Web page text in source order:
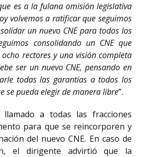
es a la fulana omisión legislativa
volvemos a ratificar que seguimos
un nuevo CNE para todos los
consolidando un CNE que
rectores y una visión completa
ser un nuevo CNE, pensando en
todas las garantías a todos los
se pueda elegir de manera libre”.
a todas las fracciones
para que se reincorporen y
del nuevo CNE. En caso de
el dirigente advirtió que la